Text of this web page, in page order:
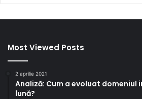
Most Viewed Posts
2 aprilie 2021
Analiză: Cum a evoluat domeniul
lună?